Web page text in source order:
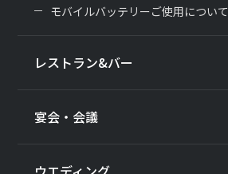
モバイルバッテリーご使用について
レストラン&バー
宴会・会議